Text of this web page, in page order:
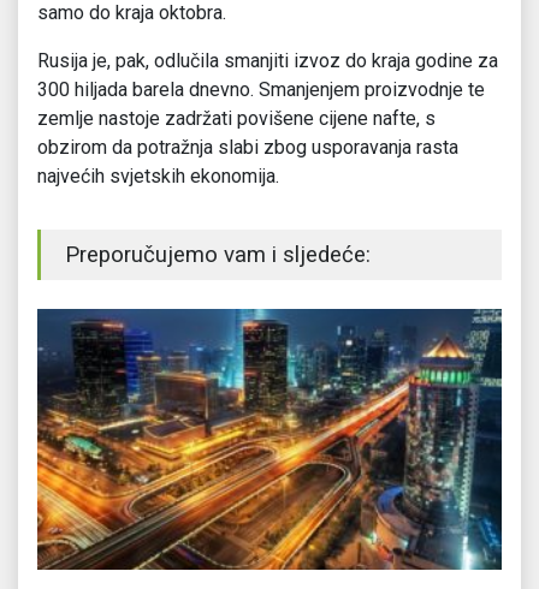
samo do kraja oktobra.
Rusija je, pak, odlučila smanjiti izvoz do kraja godine za
300 hiljada barela dnevno. Smanjenjem proizvodnje te
zemlje nastoje zadržati povišene cijene nafte, s
obzirom da potražnja slabi zbog usporavanja rasta
najvećih svjetskih ekonomija.
Preporučujemo vam i sljedeće: